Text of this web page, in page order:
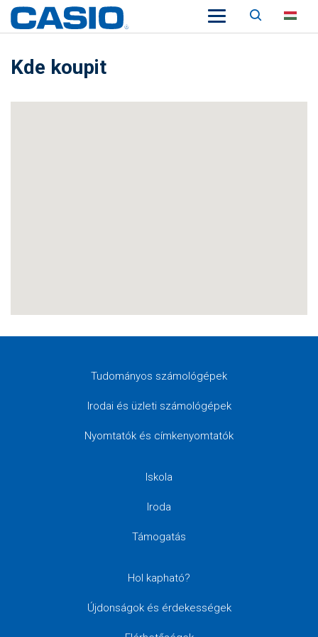
Keresés
Kde koupit
Tudományos számológépek
Irodai és üzleti számológépek
Nyomtatók és címkenyomtatók
Iskola
Iroda
Támogatás
Hol kapható?
Újdonságok és érdekességek